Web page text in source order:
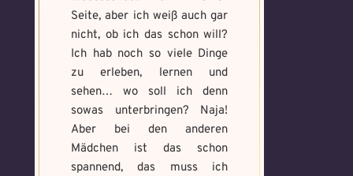
Seite, aber ich weiß auch gar
nicht, ob ich das schon will?
Ich hab noch so viele Dinge
zu erleben, lernen und
sehen… wo soll ich denn
sowas unterbringen? Naja!
Aber bei den anderen
Mädchen ist das schon
spannend, das muss ich
Benutzername *
Wo gefunden?
Wähle ein beliebiges
Mandala und male es
aus um den Fluch zu
bannen.
Benutzername *
Wo gefunden?
Du hast einen Gegenstand gefunden!